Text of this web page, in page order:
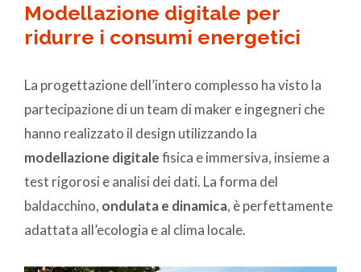
Modellazione digitale per
ridurre i consumi energetici
La progettazione dell’intero complesso ha visto la
partecipazione di un team di maker e ingegneri che
hanno realizzato il design utilizzando la
modellazione digitalefisica e immersiva, insieme a
test rigorosi e analisi dei dati. La forma del
baldacchino, ondulata e dinamica, è perfettamente
adattata all’ecologia e al clima locale.